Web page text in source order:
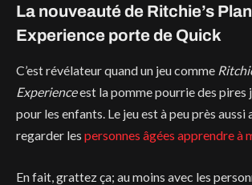
La nouveauté de Ritchie’s
Experience porte de Quick
C’est révélateur quand un jeu comme
Experienceest la pomme pourrie des pires
pour les enfants. Le jeu est à peu près aussi
regarder les personnes âgées apprendre à
En fait, grattez ça; au moins avec les